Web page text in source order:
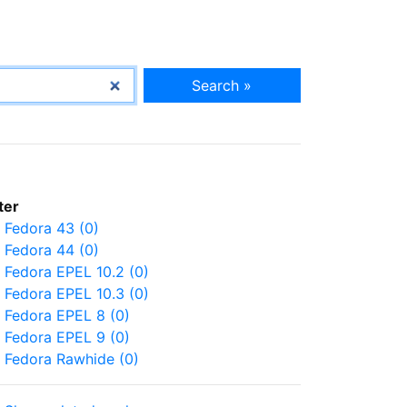
Search »
Fedora 43 (0)
Fedora 44 (0)
Fedora EPEL 10.2 (0)
Fedora EPEL 10.3 (0)
Fedora EPEL 8 (0)
Fedora EPEL 9 (0)
Fedora Rawhide (0)